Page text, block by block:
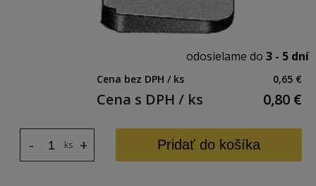
odosielame do 3 - 5 dní
Cena bez DPH / ks 0,65 €
Cena s DPH / ks 0,80 €
ks +
- Pridať do košíka